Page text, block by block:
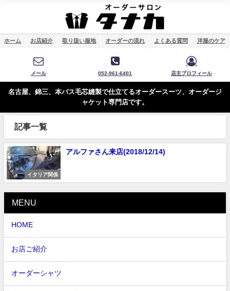
ホーム お店紹介 取り扱い服地 オーダーの流れ よくある質問 洋服のケア
メール 052-961-6401 店主プロフィール
名古屋、錦三、本バス毛芯縫製で仕立てるオーダースーツ、オーダージ
ャケット専門店です。
記事一覧
イタリア関係
アルファさん来店(2018/12/14)
MENU
HOME
お店ご紹介
オーダーシャツ